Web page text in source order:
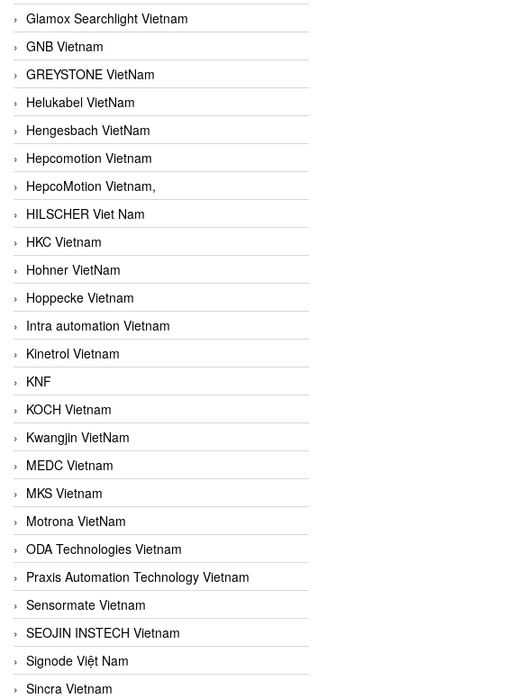
Glamox Searchlight Vietnam
GNB Vietnam
GREYSTONE VietNam
Helukabel VietNam
Hengesbach VietNam
Hepcomotion Vietnam
HepcoMotion Vietnam,
HILSCHER Viet Nam
HKC Vietnam
Hohner VietNam
Hoppecke Vietnam
Intra automation Vietnam
Kinetrol Vietnam
KNF
KOCH Vietnam
Kwangjin VietNam
MEDC Vietnam
MKS Vietnam
Motrona VietNam
ODA Technologies Vietnam
Praxis Automation Technology Vietnam
Sensormate Vietnam
SEOJIN INSTECH Vietnam
Signode Việt Nam
Sincra Vietnam